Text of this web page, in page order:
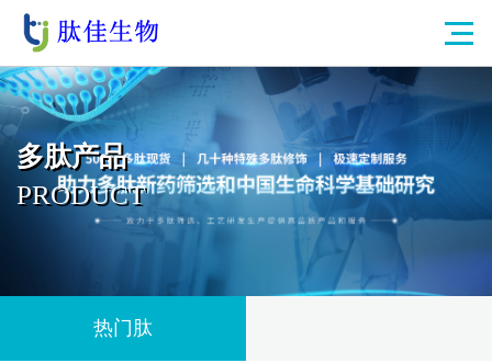
多肽产品
PRODUCT
热门肽